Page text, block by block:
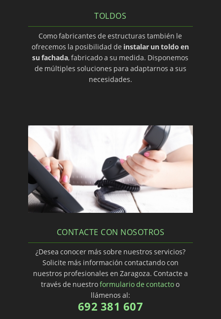
TOLDOS
Como fabricantes de estructuras también le
ofrecemos la posibilidad de instalar un toldo en
su fachada, fabricado a su medida. Disponemos
de múltiples soluciones para adaptarnos a sus
necesidades.
CONTACTE CON NOSOTROS
¿Desea conocer más sobre nuestros servicios?
Solicite más información contactando con
nuestros profesionales en Zaragoza. Contacte a
través de nuestroformulario de contactoo
llámenos al:
692 381 607